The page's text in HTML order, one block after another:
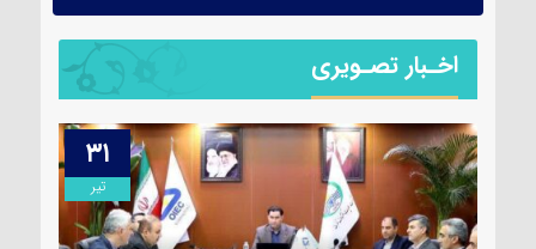
اخـبار تصـویری
۳۱
تیر